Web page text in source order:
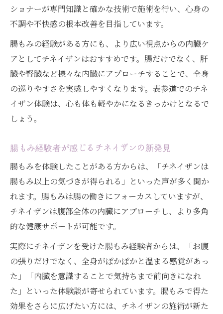
腸もみ愛用者が体感するチネイザンの奥深
さ
血流とリンパを整えるチネイザンの施術法
チネイザンで心と体の調和を手に入れる方
法
腸もみユーザー注目の表参道発チネイザン体験
記
内臓ケアの進化を実感するチネイザンの施
術
血流改善とリンパ促進が導くリアルな変化
チネイザンで老廃物排泄を実感する瞬間
血流とリンパの流れ促進がもたらすデトックス
効果
チネイザンで血流とリンパを活性化する方
法
デトックス効果に注目集まるチネイザン施
術
ショナーが専門知識と確かな技術で施術を行い、心身の
不調や不快感の根本改善を目指しています。
腸もみの経験がある方にも、より広い視点からの内臓ケ
アとしてチネイザンはおすすめです。腸だけでなく、肝
臓や腎臓など様々な内臓にアプローチすることで、全身
の巡りやすさを実感しやすくなります。表参道でのチネ
イザン体験は、心も体も軽やかになるきっかけとなるで
しょう。
腸もみ経験者が感じるチネイザンの新発見
腸もみを体験したことがある方からは、「チネイザンは
腸もみ以上の気づきが得られる」といった声が多く聞か
れます。腸もみは腸の働きにフォーカスしていますが、
チネイザンは腹部全体の内臓にアプローチし、より多角
的な健康サポートが可能です。
実際にチネイザンを受けた腸もみ経験者からは、「お腹
の張りだけでなく、全身がぽかぽかと温まる感覚があっ
た」「内臓を意識することで気持ちまで前向きになれ
た」といった体験談が寄せられています。腸もみで得た
効果をさらに広げたい方には、チネイザンの施術が新た